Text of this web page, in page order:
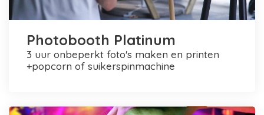
Photobooth Platinum
3 uur onbeperkt foto's maken en printen
+popcorn of suikerspinmachine